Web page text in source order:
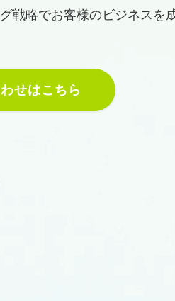
戦略でお客様のビジネスを
せはこちら